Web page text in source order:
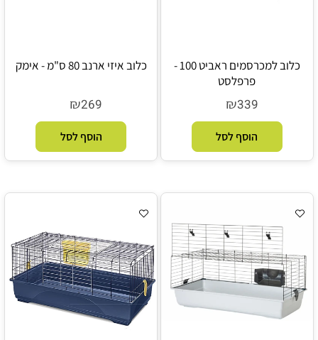
כלוב למכרסמים ראביט 100 -
פרפלסט
₪339
הוסף לסל
כלוב איזי ארנב 80 ס"מ - אימק
₪269
הוסף לסל